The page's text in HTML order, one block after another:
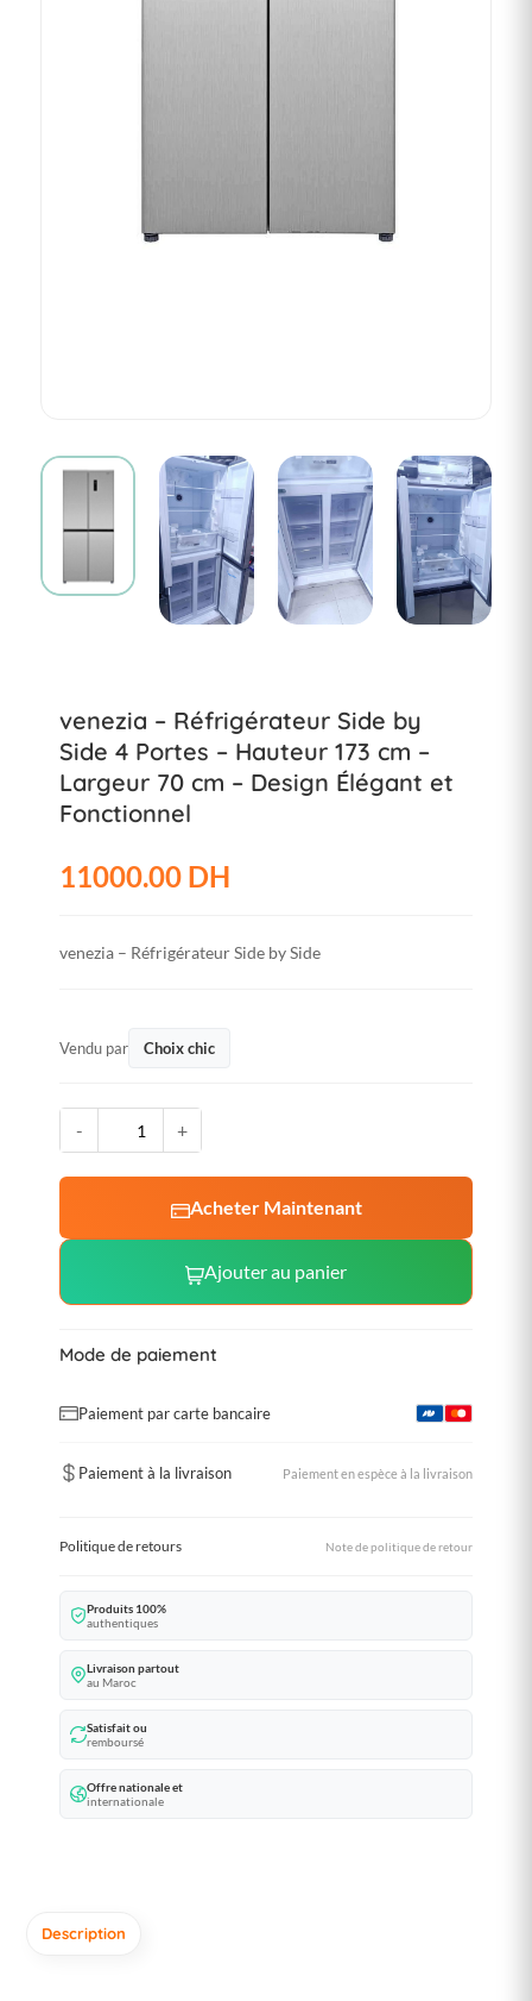
venezia – Réfrigérateur Side by
Side 4 Portes – Hauteur 173 cm –
Largeur 70 cm – Design Élégant et
Fonctionnel
11000.00 DH
venezia – Réfrigérateur Side by Side
Vendu par Choix chic
- +
Acheter Maintenant
Ajouter au panier
Mode de paiement
Paiement par carte bancaire
Paiement à la livraison Paiement en espèce à la livraison
Politique de retours Note de politique de retour
Produits 100%
authentiques
Livraison partout
au Maroc
Satisfait ou
remboursé
Offre nationale et
internationale
Description